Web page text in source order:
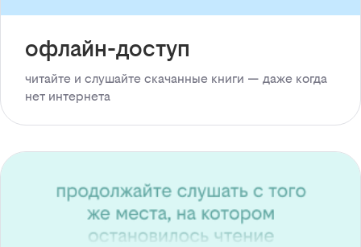
офлайн-доступ
читайте и слушайте скачанные книги — даже когда
нет интернета